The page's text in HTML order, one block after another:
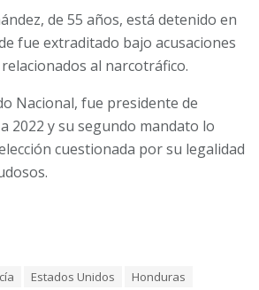
de 55 años, está detenido en
fue extraditado bajo acusaciones
al narcotráfico.
Nacional, fue presidente de
2022 y su segundo mandato lo
cuestionada por su legalidad
Estados Unidos
Honduras